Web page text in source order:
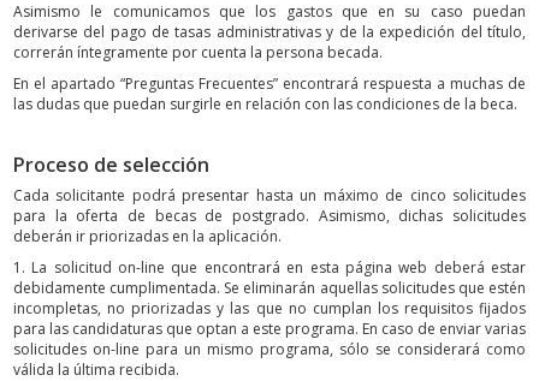
Asimismo le comunicamos que los gastos que en su caso puedan
derivarse del pago de tasas administrativas y de la expedición del título,
correrán íntegramente por cuenta la persona becada.
En el apartado “Preguntas Frecuentes” encontrará respuesta a muchas de
las dudas que puedan surgirle en relación con las condiciones de la beca.
Proceso de selección
Cada solicitante podrá presentar hasta un máximo de cinco solicitudes
para la oferta de becas de postgrado. Asimismo, dichas solicitudes
deberán ir priorizadas en la aplicación.
1. La solicitud on-line que encontrará en esta página web deberá estar
debidamente cumplimentada. Se eliminarán aquellas solicitudes que estén
incompletas, no priorizadas y las que no cumplan los requisitos fijados
para las candidaturas que optan a este programa. En caso de enviar varias
solicitudes on-line para un mismo programa, sólo se considerará como
válida la última recibida.